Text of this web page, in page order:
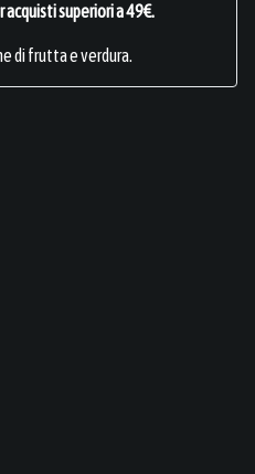
superiori a 49€.
di frutta e verdura.